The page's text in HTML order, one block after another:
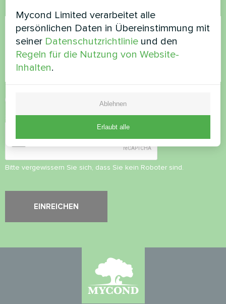
Datenschutzbestimmungen
Sicherheitsüberprüfung*
Bitte vergewissern Sie sich, dass Sie kein Roboter sind.
Mycond Limited verarbeitet alle
persönlichen Daten in Übereinstimmung mit
seiner Datenschutzrichtlinie und den
Regeln für die Nutzung von Website-
Inhalten.
Ablehnen
Erlaubt alle